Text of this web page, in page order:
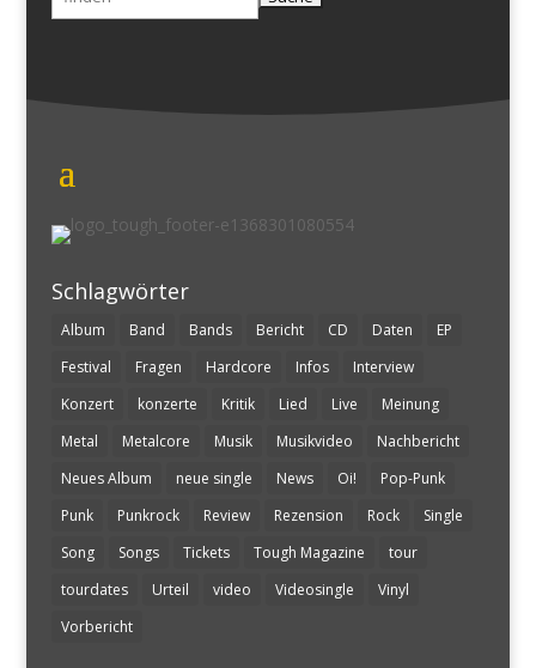
nach:
Schlagwörter
Album Band Bands Bericht CD Daten
EP
Festival
Fragen Hardcore Infos
Interview
Konzert
konzerte Kritik Lied Live
Meinung
Metal
Metalcore Musik Musikvideo
Nachbericht
Neues Album
neue single News Oi!
Pop-Punk
Punk
Punkrock Review Rezension Rock
Single
Song
Songs Tickets Tough Magazine
tour
tourdates
Urteil video Videosingle
Vinyl
Vorbericht